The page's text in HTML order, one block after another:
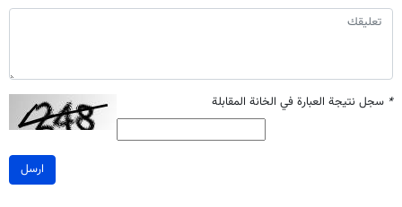
* سجل نتيجة العبارة في الخانة المقابلة
ارسل